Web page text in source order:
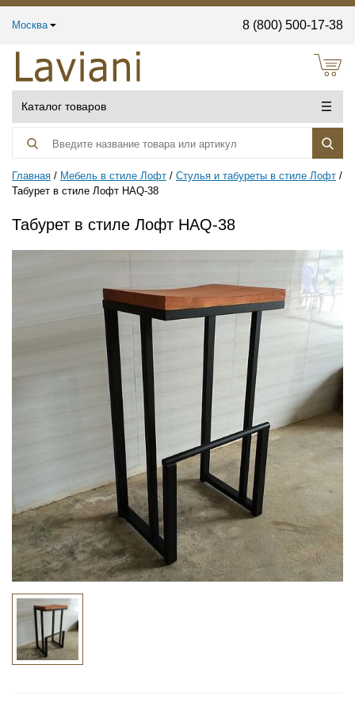
Москва 8 (800) 500-17-38
Каталог товаров
Главная Мебель в стиле Лофт
Стулья и табуреты в стиле Лофт
Табурет в стиле Лофт HAQ-38
Табурет в стиле Лофт HAQ-38